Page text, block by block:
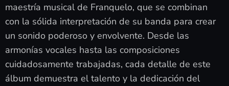
maestría musical de Franquelo, que se combinan
con la sólida interpretación de su banda para crear
un sonido poderoso y envolvente. Desde las
armonías vocales hasta las composiciones
cuidadosamente trabajadas, cada detalle de este
álbum demuestra el talento y la dedicación del